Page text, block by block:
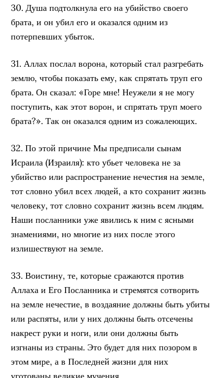
30. Душа подтолкнула его на убийство своего
брата, и он убил его и оказался одним из
потерпевших убыток.
31. Аллах послал ворона, который стал разгребать
землю, чтобы показать ему, как спрятать труп его
брата. Он сказал: «Горе мне! Неужели я не могу
поступить, как этот ворон, и спрятать труп моего
брата?». Так он оказался одним из сожалеющих.
32. По этой причине Мы предписали сынам
Исраила (Израиля): кто убьет человека не за
убийство или распространение нечестия на земле,
тот словно убил всех людей, а кто сохранит жизнь
человеку, тот словно сохранит жизнь всем людям.
Наши посланники уже явились к ним с ясными
знамениями, но многие из них после этого
излишествуют на земле.
33. Воистину, те, которые сражаются против
Аллаха и Его Посланника и стремятся сотворить
на земле нечестие, в воздаяние должны быть убиты
или распяты, или у них должны быть отсечены
накрест руки и ноги, или они должны быть
изгнаны из страны. Это будет для них позором в
этом мире, а в Последней жизни для них